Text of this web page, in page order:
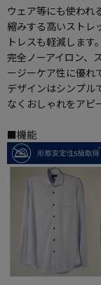
ウェア等にも使われ
縮みする高いストレ
トレスも軽減します。
完全ノーアイロン、
ージーケア性に優れ
デザインはシンプル
なくおしゃれをアピ
■機能